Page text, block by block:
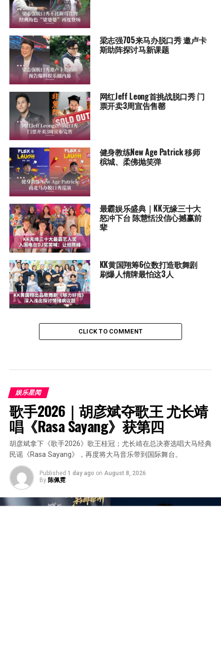
梁志强705来马办脱口秀 邀卢卡
斯助阵探讨马新课题
网红Jeff Leong首挑战脱口秀 门
票开卖3周宣告售罄
健身教练New Age Patrick 移师
槟城、柔佛抛笑弹
最霸娱乐盛典｜KK无缘三十大
怒冲下台 陈慧恬没信心撼赢前
辈
KK黄国翔筹6位数打造歌舞剧
刷爆人情牌最怕这3人
CLICK TO COMMENT
娱乐星闻
歌手2026｜胡彦斌夺歌王 尤长靖
唱《Rasa Sayang》获第四
胡彦斌拿下《歌手2026》歌王桂冠；尤长靖在总决赛选唱大马经典
民谣《Rasa Sayang》，再度将大马音乐带到国际舞台。
Published 1 day ago on August 8, 2026
By 陈佩霓